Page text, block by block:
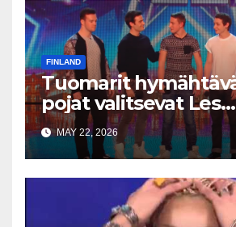
FINLAND
Tuomarit
pojat valitsevat Les
Misérables — mutta
sekunneissa kaikki
MAY 22, 2026